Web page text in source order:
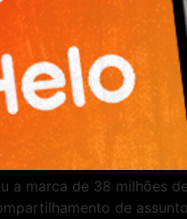
a marca de 38 milhões
de